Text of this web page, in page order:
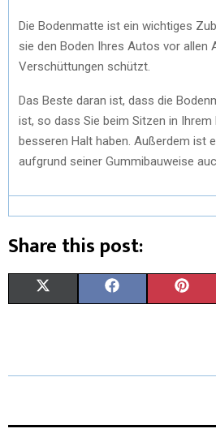
Die Bodenmatte ist ein wichtiges
sie den Boden Ihres Autos vor allen
Verschüttungen schützt.
Das Beste daran ist, dass die
ist, so dass Sie beim Sitzen in Ihrem
besseren Halt haben. Außerdem ist
aufgrund seiner Gummibauweise
Share this post:
W E T